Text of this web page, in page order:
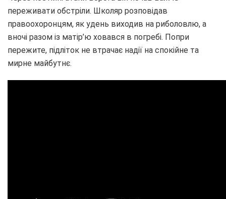
переживати обстріли. Школяр розповідав
правоохоронцям, як удень виходив на риболовлю, а
вночі разом із матір’ю ховався в погребі. Попри
пережите, підліток не втрачає надії на спокійне та
мирне майбутнє.